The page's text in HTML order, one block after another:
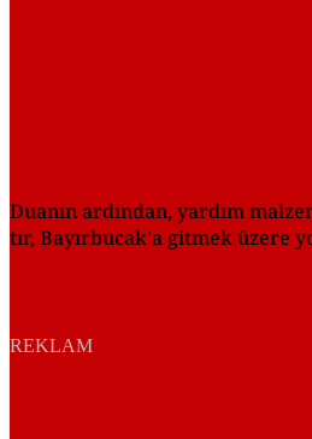
Duanın ardından, yardım
tır, Bayırbucak'a gitmek üzere
REKLAM